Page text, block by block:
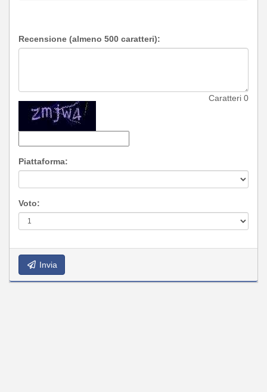
Recensione (almeno 500 caratteri):
Caratteri 0
Piattaforma:
Voto:
Invia